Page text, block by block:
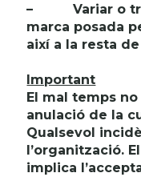
–
Variar o
marca posada
així a la resta
Important
El mal temps
anulació de la
Qualsevol
l’organització.
implica